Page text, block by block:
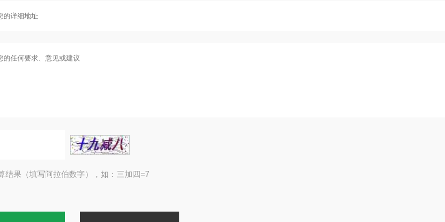
结果（填写阿拉伯数字），如：三加四=7